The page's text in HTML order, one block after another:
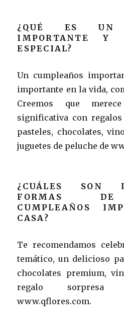
¿QUÉ ES UN
IMPORTANTE Y
ESPECIAL?
Un cumpleaños
importante en la vida,
Creemos que
significativa con
pasteles, chocolates,
juguetes de peluche de
¿CUÁLES SON
FORMAS DE
CUMPLEAÑOS
CASA?
Te recomendamos
temático, un delicioso
chocolates premium,
regalo sorpresa
www.qflores.com.